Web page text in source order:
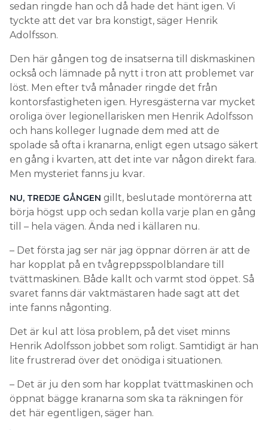
sedan ringde han och då hade det hänt igen. Vi
tyckte att det var bra konstigt, säger Henrik
Adolfsson.
Den här gången tog de insatserna till diskmaskinen
också och lämnade på nytt i tron att problemet var
löst. Men efter två månader ringde det från
kontorsfastigheten igen. Hyresgästerna var mycket
oroliga över legionellarisken men Henrik Adolfsson
och hans kolleger lugnade dem med att de
spolade så ofta i kranarna, enligt egen utsago säkert
en gång i kvarten, att det inte var någon direkt fara.
Men mysteriet fanns ju kvar.
NU, TREDJE GÅNGEN gillt, beslutade montörerna att
börja högst upp och sedan kolla varje plan en gång
till – hela vägen. Ända ned i källaren nu.
– Det första jag ser när jag öppnar dörren är att de
har kopplat på en tvågreppsspolblandare till
tvättmaskinen. Både kallt och varmt stod öppet. Så
svaret fanns där vaktmästaren hade sagt att det
inte fanns någonting.
Det är kul att lösa problem, på det viset minns
Henrik Adolfsson jobbet som roligt. Samtidigt är han
lite frustrerad över det onödiga i situationen.
– Det är ju den som har kopplat tvättmaskinen och
öppnat bägge kranarna som ska ta räkningen för
det här egentligen, säger han.